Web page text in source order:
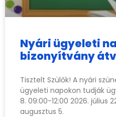
Nyári ügyeleti
bizonyítvány
Tisztelt Szülők! A nyári
ügyeleti napokon tudják
8. 09:00-12:00 2026. július
augusztus 5.